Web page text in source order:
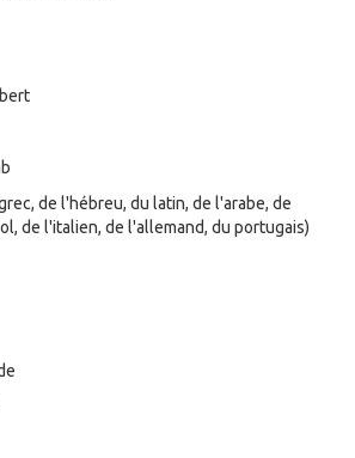
de l'hébreu, du latin, de l'arabe, de
de l'italien, de l'allemand, du portugais)